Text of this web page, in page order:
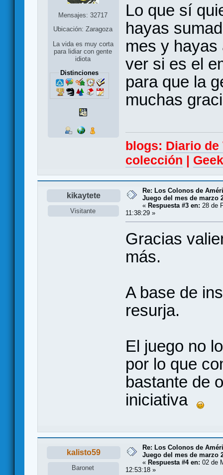
Mensajes: 32717
Ubicación: Zaragoza
La vida es muy corta
para lidiar con gente
idiota
Distinciones
Lo que sí
hayas
mes y hayas
ver si es el
para que la
muchas
blogs: Diario
colección |
kikaytete
Visitante
Re: Los Colonos de
Juego del mes de marzo
« Respuesta #3 en: 28 de
11:38:29 »
Gracias
más.
A base de
resurja.
El juego no
por lo que
bastante de
iniciativa
kalisto59
Baronet
Re: Los Colonos de
Juego del mes de marzo
« Respuesta #4 en: 02 de
12:53:18 »